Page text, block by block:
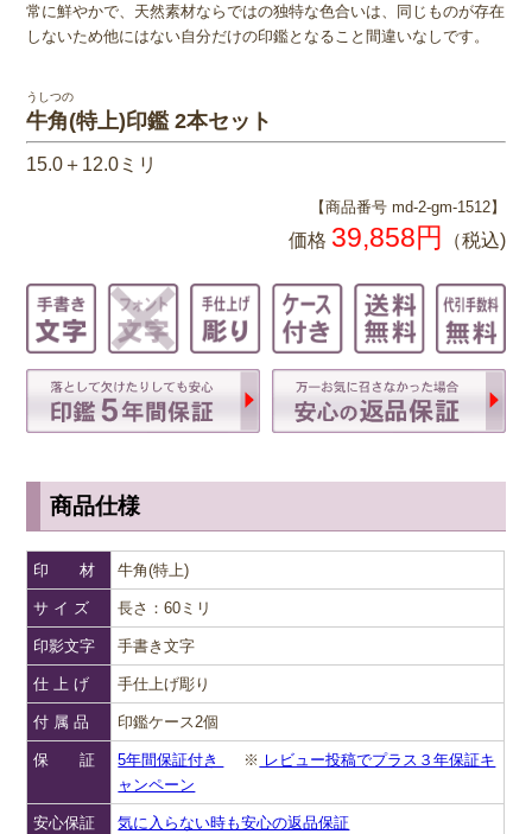
常に鮮やかで、天然素材ならではの独特な色合いは、同じものが存在
しないため他にはない自分だけの印鑑となること間違いなしです。
うしつの
牛角(特上)印鑑 2本セット
15.0＋12.0ミリ
【商品番号 md-2-gm-1512】
価格 39,858円 （税込)
商品仕様
印 材 牛角(特上)
サ イ ズ 長さ：60ミリ
印影文字 手書き文字
仕 上 げ 手仕上げ彫り
付 属 品 印鑑ケース2個
保 証 5年間保証付き ※ レビュー投稿でプラス３年保証キ
ャンペーン
安心保証 気に入らない時も安心の返品保証